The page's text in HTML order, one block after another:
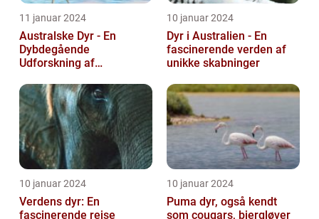
11 januar 2024
Australske Dyr - En
Dybdegående
Udforskning af
10 januar 2024
Dyr i Australien - En
fascinerende verden af
unikke skabninger
10 januar 2024
Verdens dyr: En
fascinerende rejse
10 januar 2024
Puma dyr, også kendt
som cougars, bjergløver